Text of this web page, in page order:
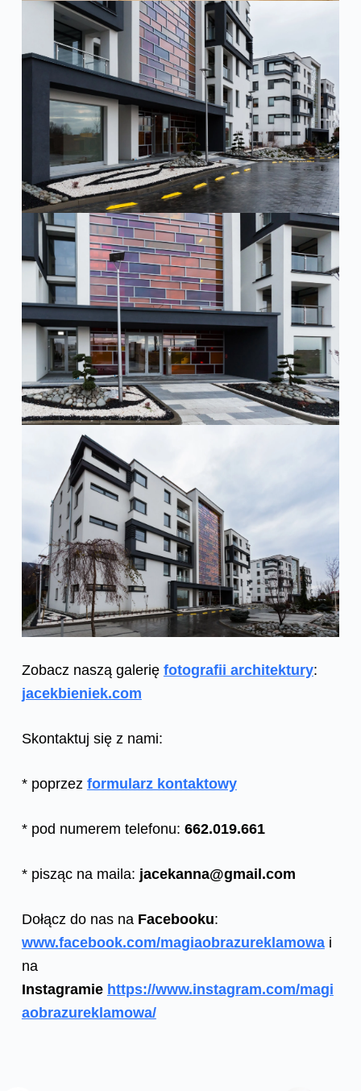
Zobacz naszą galerię fotografii architektury:
jacekbieniek.com
Skontaktuj się z nami:
* poprzez formularz kontaktowy
* pod numerem telefonu: 662.019.661
* pisząc na maila: jacekanna@gmail.com
Dołącz do nas na Facebooku:
www.facebook.com/magiaobrazureklamowai
na
Instagramie https://www.instagram.com/magi
aobrazureklamowa/